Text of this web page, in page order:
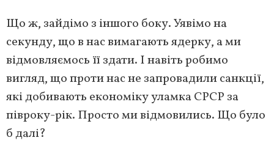
Що ж, зайдімо з іншого боку. Уявімо на
секунду, що в нас вимагають ядерку, а ми
відмовляємось її здати. І навіть робимо
вигляд, що проти нас не запровадили санкції,
які добивають економіку уламка СРСР за
півроку-рік. Просто ми відмовились. Що було
б далі?